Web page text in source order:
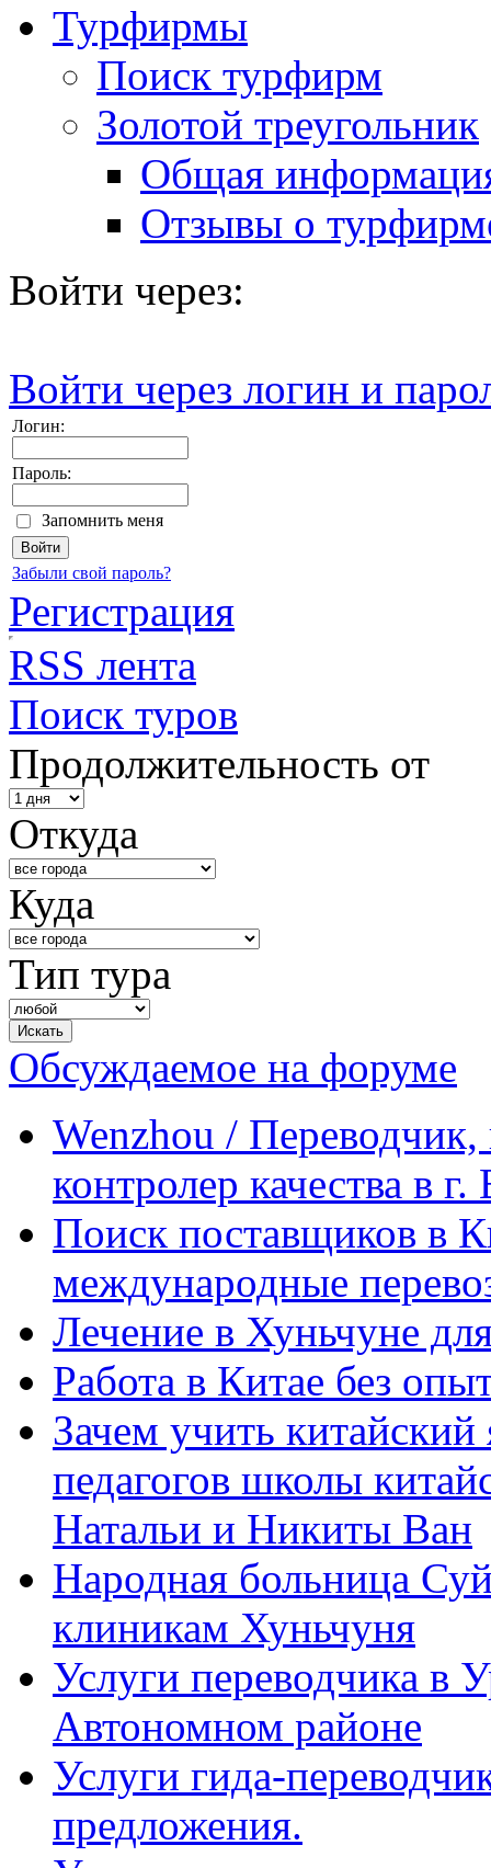
Турфирмы
Поиск турфирм
Золотой треугольник
Общая
Отзывы о
Войти через:
Войти через логин и
Логин:
Пароль:
Запомнить меня
Забыли свой пароль?
Регистрация
RSS лента
Поиск туров
Продолжительность от
Откуда
Куда
Тип тура
Обсуждаемое на форуме
Wenzhou / Переводчик,
контролер качества в
Поиск поставщиков в
международные
Лечение в Хуньчуне
Работа в Китае без
Зачем учить
педагогов школы
Натальи и Никиты Ван
Народная больница
клиникам Хуньчуня
Услуги переводчика в
Автономном районе
Услуги гида-
предложения.